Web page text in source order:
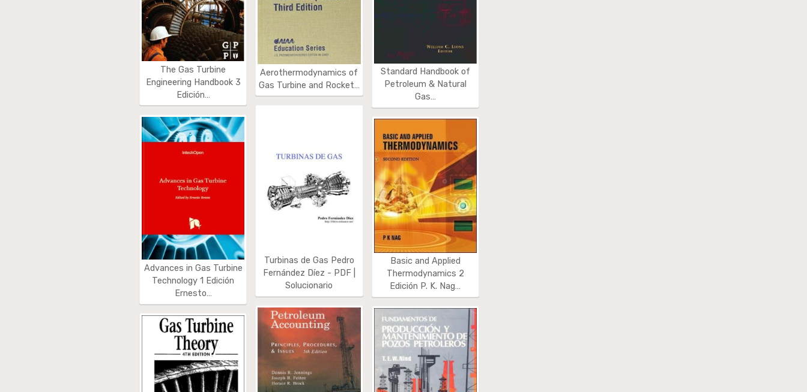
The Gas Turbine
Engineering Handbook 3
Edición…
Advances in Gas Turbine
Technology 1 Edición
Ernesto…
Aerothermodynamics of
Gas Turbine and Rocket…
Turbinas de Gas Pedro
Fernández Díez - PDF |
Solucionario
Standard Handbook of
Petroleum & Natural
Gas…
Basic and Applied
Thermodynamics 2
Edición P. K. Nag…